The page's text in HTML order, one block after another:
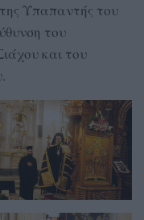
Υπαπαντής του
του
και του